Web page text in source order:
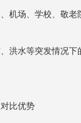
场、学校、敬老
水等突发情况下
比优势